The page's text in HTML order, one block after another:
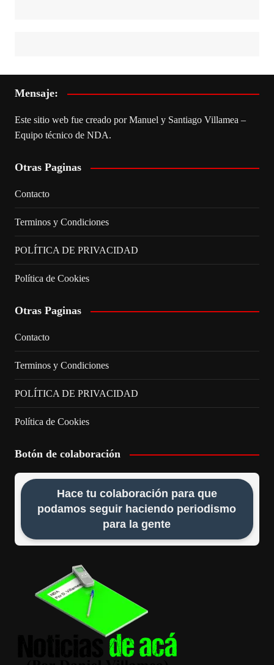
Mensaje:
Este sitio web fue creado por Manuel y Santiago Villamea –
Equipo técnico de NDA.
Otras Paginas
Contacto
Terminos y Condiciones
POLÍTICA DE PRIVACIDAD
Política de Cookies
Otras Paginas
Contacto
Terminos y Condiciones
POLÍTICA DE PRIVACIDAD
Política de Cookies
Botón de colaboración
Hace tu colaboración para que
podamos seguir haciendo periodismo
para la gente